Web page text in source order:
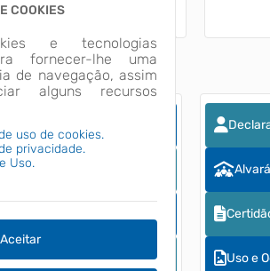
MP/SC
Acessibilidade
para Estágio
de Habite-se Uso e
COOKIES
e tecnologias
fornecer-lhe uma
de navegação, assim
alguns recursos
uso de cookies.
privacidade.
Uso.
Aceitar